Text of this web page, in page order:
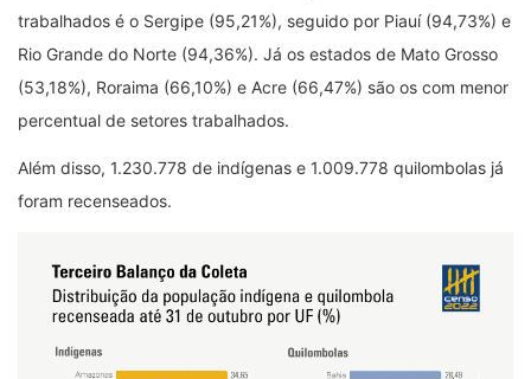
trabalhados é o Sergipe (95,21%), seguido por Piauí (94,73%) e
Rio Grande do Norte (94,36%). Já os estados de Mato Grosso
(53,18%), Roraima (66,10%) e Acre (66,47%) são os com menor
percentual de setores trabalhados.
Além disso, 1.230.778 de indígenas e 1.009.778 quilombolas já
foram recenseados.